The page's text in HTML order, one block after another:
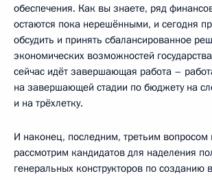
обеспечения. Как вы знаете, ряд
остаются пока нерешёнными, и сегодня
обсудить и принять сбалансированное
экономических возможностей
сейчас идёт завершающая работа –
на завершающей стадии по бюджету на
и на трёхлетку.
И наконец, последним, третьим вопросом
рассмотрим кандидатов для наделения
генеральных конструкторов по созданию